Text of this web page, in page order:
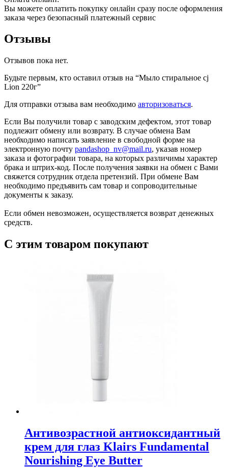
Вы можете оплатить покупку онлайн сразу после оформления
заказа через безопасный платежный сервис
Отзывы
Отзывов пока нет.
Будьте первым, кто оставил отзыв на “Мыло стиральное cj
Lion 220г”
Для отправки отзыва вам необходимо авторизоваться.
Если Вы получили товар с заводским дефектом, этот товар
подлежит обмену или возврату. В случае обмена Вам
необходимо написать заявление в свободной форме на
электронную почту pandashop_nv@mail.ru, указав номер
заказа и фотографии товара, на которых различимы характер
брака и штрих-код. После получения заявки на обмен с Вами
свяжется сотрудник отдела претензий. При обмене Вам
необходимо предъявить сам товар и сопроводительные
документы к заказу.
Если обмен невозможен, осуществляется возврат денежных
средств.
С этим товаром покупают
Антивозрастной антиоксидантный
крем для глаз Klairs Fundamental
Nourishing Eye Butter